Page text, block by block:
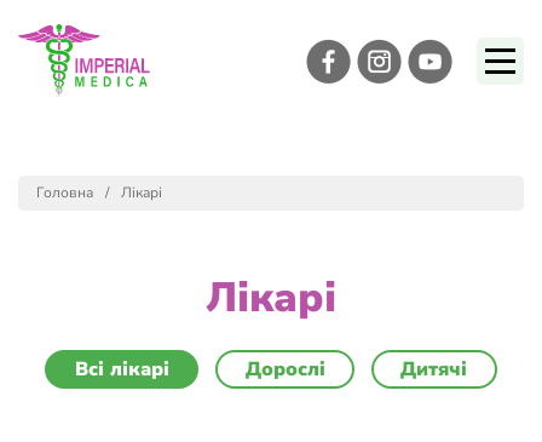
Головна Лікарі
Лікарі
Всі лікарі Дорослі Дитячі